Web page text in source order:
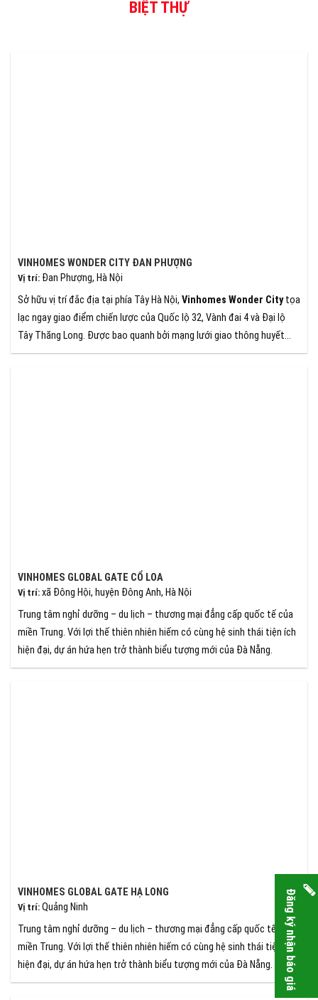
BIỆT THỰ
VINHOMES WONDER CITY ĐAN PHƯỢNG
Vị trí:Đan Phượng, Hà Nội
Sở hữu vị trí đắc địa tại phía Tây Hà Nội, Vinhomes Wonder Citytọa
lạc ngay giao điểm chiến lược của Quốc lộ 32, Vành đai 4 và Đại lộ
Tây Thăng Long. Được bao quanh bởi mạng lưới giao thông huyết
mạch, dự án không chỉ đảm bảo khả năng kết nối linh hoạt mà còn
VINHOMES GLOBAL GATE CỔ LOA
Vị trí:xã Đông Hội, huyện Đông Anh, Hà Nội
Trung tâm nghỉ dưỡng – du lịch – thương mại đẳng cấp quốc tế của
miền Trung. Với lợi thế thiên nhiên hiếm có cùng hệ sinh thái tiện ích
hiện đại, dự án hứa hẹn trở thành biểu tượng mới của Đà Nẵng.
VINHOMES GLOBAL GATE HẠ LONG
Vị trí:Quảng Ninh
Trung tâm nghỉ dưỡng – du lịch – thương mại đẳng cấp quốc tế của
miền Trung. Với lợi thế thiên nhiên hiếm có cùng hệ sinh thái tiện ích
hiện đại, dự án hứa hẹn trở thành biểu tượng mới của Đà Nẵng.
Đăng ký nhận báo giá